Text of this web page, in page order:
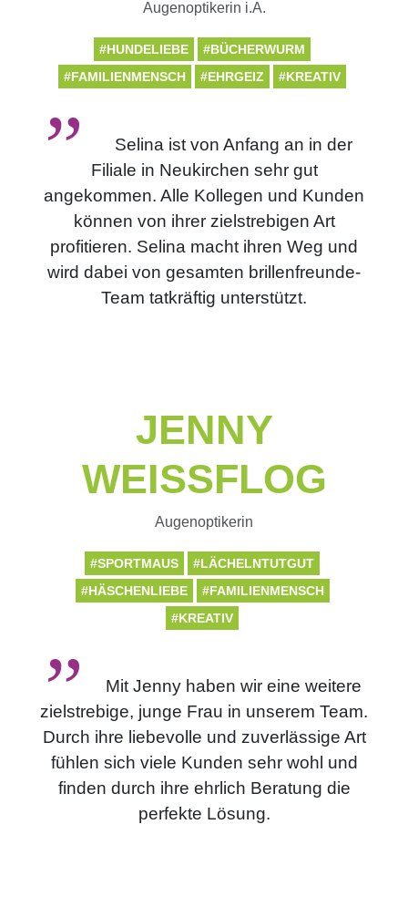
Augenoptikerin i.A.
#HUNDELIEBE
#BÜCHERWURM
#FAMILIENMENSCH
#EHRGEIZ #KREATIV
Selina ist von Anfang an in der
Filiale in Neukirchen sehr gut
angekommen. Alle Kollegen und Kunden
können von ihrer zielstrebigen Art
profitieren. Selina macht ihren Weg und
wird dabei von gesamten brillenfreunde-
Team tatkräftig unterstützt.
JENNY
WEISSFLOG
Augenoptikerin
#SPORTMAUS
#LÄCHELNTUTGUT
#HÄSCHENLIEBE
#FAMILIENMENSCH
#KREATIV
Mit Jenny haben wir eine weitere
zielstrebige, junge Frau in unserem Team.
Durch ihre liebevolle und zuverlässige Art
fühlen sich viele Kunden sehr wohl und
finden durch ihre ehrlich Beratung die
perfekte Lösung.